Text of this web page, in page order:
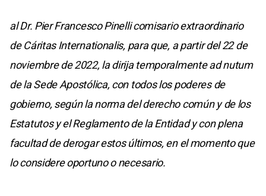
al Dr. Pier Francesco Pinelli comisario extraordinario
de Cáritas Internationalis, para que, a partir del 22 de
noviembre de 2022, la dirija temporalmente ad nutum
de la Sede Apostólica, con todos los poderes de
gobierno, según la norma del derecho común y de los
Estatutos y el Reglamento de la Entidad y con plena
facultad de derogar estos últimos, en el momento que
lo considere oportuno o necesario.